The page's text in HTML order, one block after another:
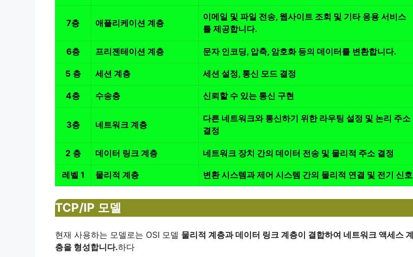
7층 애플리케이션 계층
이메일 및 파일 전송, 웹사이트 조회 및 기타 응용 서비스
를 제공합니다.
6층 프리젠테이션 계층 문자 인코딩, 압축, 암호화 등의 데이터를 변환합니다.
5 층 세션 계층 세션 설정, 통신 모드 결정
4층 수송층 신뢰할 수 있는 통신 구현
3층 네트워크 계층
다른 네트워크와 통신하기 위한 라우팅 설정 및 논리 주소
결정
2 층 데이터 링크 계층 네트워크 장치 간의 데이터 전송 및 물리적 주소 결정
레벨 1 물리적 계층 변환 시스템과 제어 시스템 간의 물리적 연결 및 전기 신호
TCP/IP 모델
현재 사용하는 모델로는 OSI 모델 물리적 계층과 데이터 링크 계층이 결합하여 네트워크 액세스 계
층을 형성합니다.하다